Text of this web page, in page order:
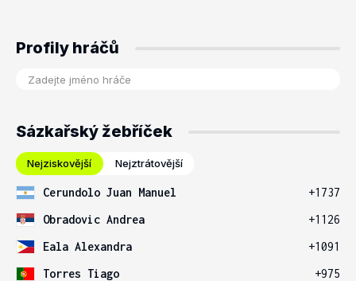
Profily hráčů
Sázkařský žebříček
Nejziskovější Nejztrátovější
Cerundolo Juan Manuel
+1737
Obradovic Andrea
+1126
Eala Alexandra
+1091
Torres Tiago
+975